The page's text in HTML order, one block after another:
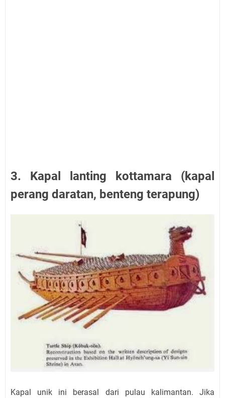
3. Kapal lanting kottamara (kapal
perang daratan, benteng terapung)
Kapal unik ini berasal dari pulau kalimantan. Jika